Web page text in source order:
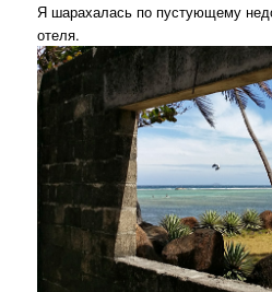
Я шарахалась по пустующему
отеля.